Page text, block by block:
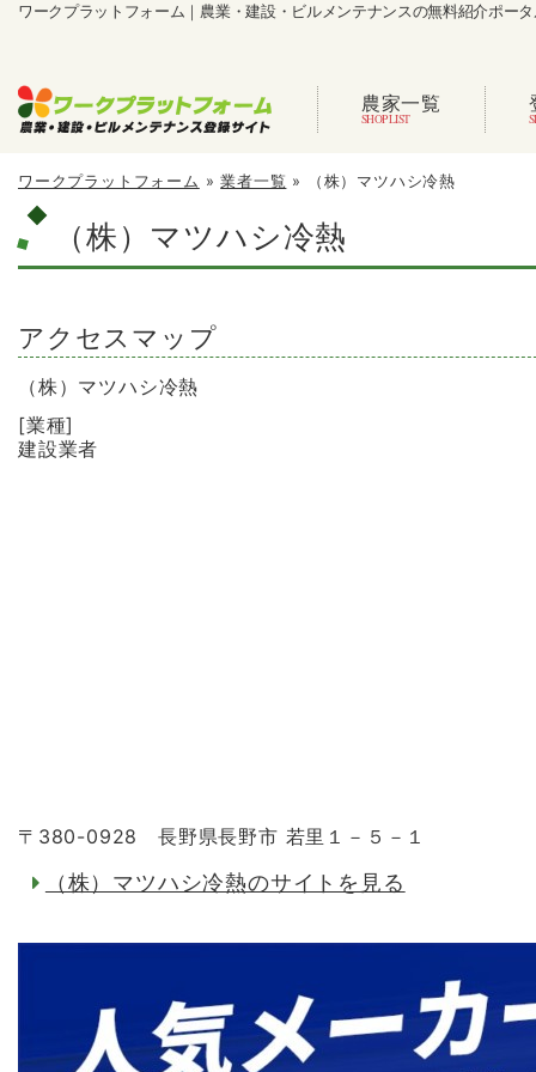
ワークプラットフォーム｜農業・建設・ビルメンテナンスの無料紹介ポー
農家一覧
ワークプラットフォーム »業者一覧 » （株）マツハシ冷熱
（株）マツハシ冷熱
アクセスマップ
（株）マツハシ冷熱
[業種]
建設業者
〒380-0928 長野県長野市 若里１－５－１
（株）マツハシ冷熱のサイトを見る